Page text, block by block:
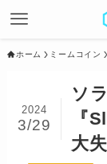
ホーム ミームコイン
ソ
『
大
2024
3/29